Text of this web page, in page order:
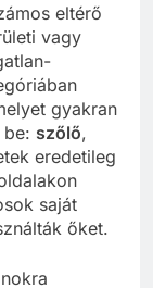
eltérő
vagy
gyakran
szőlő,
eredetileg
saját
őket.